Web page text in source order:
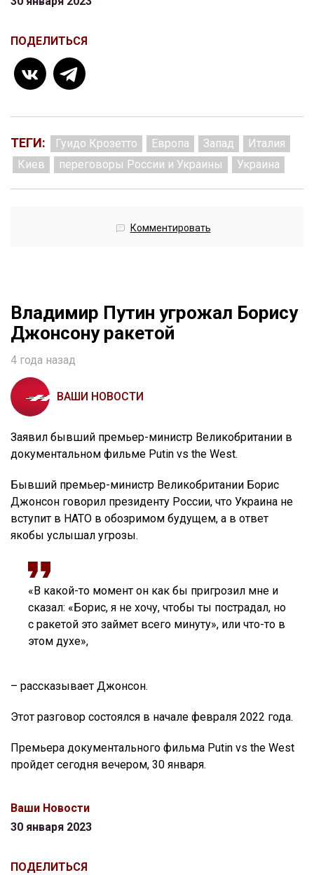
ПОДЕЛИТЬСЯ
ТЕГИ: Гуидо Крозетто Европа Запад
Италия
Киев
переговоры России и Украины Украина
Комментировать
Владимир Путин угрожал Борису
Джонсону ракетой
4 года назад
ВАШИ НОВОСТИ
Заявил бывший премьер-министр Великобритании в
документальном фильме Putin vs the West.
Бывший премьер-министр Великобритании Борис
Джонсон говорил президенту России, что Украина не
вступит в НАТО в обозримом будущем, а в ответ
якобы услышал угрозы.
«В какой-то момент он как бы пригрозил мне и
сказал: «Борис, я не хочу, чтобы ты пострадал, но
с ракетой это займет всего минуту», или что-то в
этом духе»,
– рассказывает Джонсон.
Этот разговор состоялся в начале февраля 2022 года.
Премьера документального фильма Putin vs the West
пройдет сегодня вечером, 30 января.
Ваши Новости
30 января 2023
ПОДЕЛИТЬСЯ